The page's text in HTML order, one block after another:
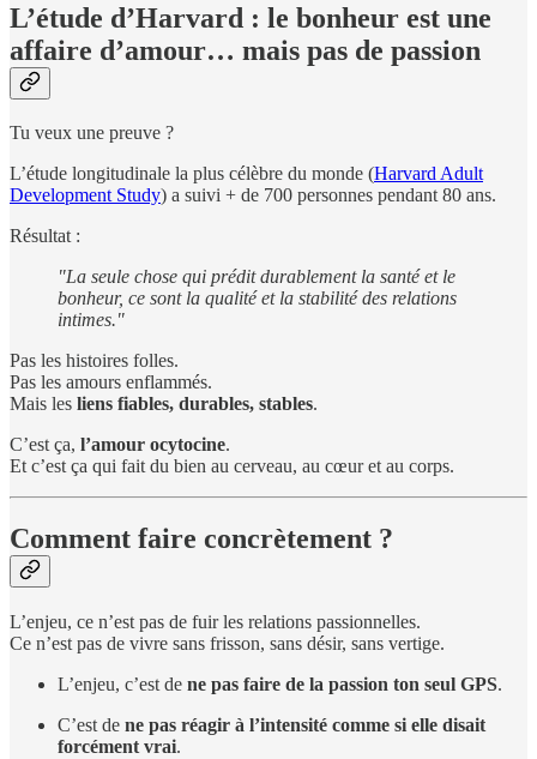
L’étude d’Harvard : le bonheur est une
affaire d’amour… mais pas de passion
Tu veux une preuve ?
L’étude longitudinale la plus célèbre du monde (Harvard Adult
Development Study) a suivi + de 700 personnes pendant 80 ans.
Résultat :
"La seule chose qui prédit durablement la santé et le
bonheur, ce sont la qualité et la stabilité des relations
intimes."
Pas les histoires folles.
Pas les amours enflammés.
Mais les liens fiables, durables, stables.
C’est ça, l’amour ocytocine.
Et c’est ça qui fait du bien au cerveau, au cœur et au corps.
Comment faire concrètement ?
L’enjeu, ce n’est pas de fuir les relations passionnelles.
Ce n’est pas de vivre sans frisson, sans désir, sans vertige.
L’enjeu, c’est de ne pas faire de la passion ton seul GPS.
C’est de ne pas réagir à l’intensité comme si elle disait
forcément vrai.